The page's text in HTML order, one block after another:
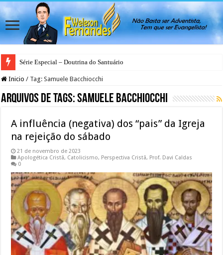
Série Especial – Doutrina do Santuário
Antes da Porta se Fechar: A Mensagem Profética do Santuário Celestial
Inicio / Tag:Samuele Bacchiocchi
Arquivos de Tags:Samuele Bacchiocchi
A influência (negativa) dos “pais” da Igreja
na rejeição do sábado
21 de novembro de 2023
Apologética Cristã, Catolicismo, Perspectiva Cristã, Prof. Davi Caldas
0